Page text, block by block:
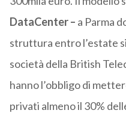
DataCenter – a Parma
struttura entro l’estate
società della British
hanno l’obbligo di
privati almeno il 30%